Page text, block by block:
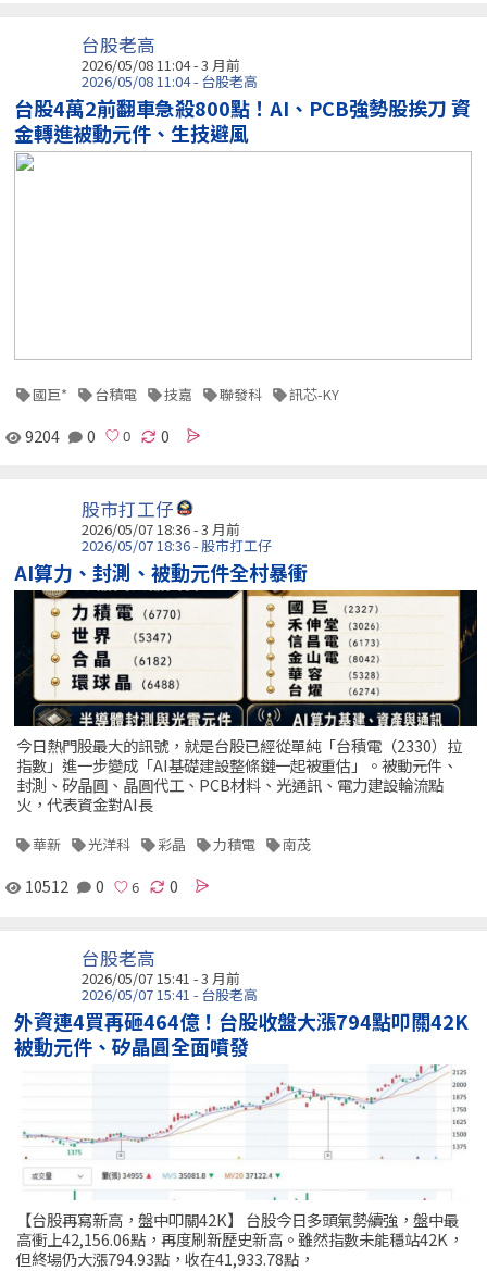
台股老高
2026/05/08 11:04 - 3 月前
2026/05/08 11:04 - 台股老高
台股4萬2前翻車急殺800點！AI、PCB強勢股挨刀 資
金轉進被動元件、生技避風
國巨* 台積電 技嘉 聯發科 訊芯-KY
9204 0 0
股市打工仔
2026/05/07 18:36 - 3 月前
2026/05/07 18:36 - 股市打工仔
AI算力、封測、被動元件全村暴衝
今日熱門股最大的訊號，就是台股已經從單純「台積電（2330）拉
指數」進一步變成「AI基礎建設整條鏈一起被重估」。被動元件、
封測、矽晶圓、晶圓代工、PCB材料、光通訊、電力建設輪流點
火，代表資金對AI長
華新 光洋科 彩晶 力積電 南茂
10512 0 0
台股老高
2026/05/07 15:41 - 3 月前
2026/05/07 15:41 - 台股老高
外資連4買再砸464億！台股收盤大漲794點叩關42K
被動元件、矽晶圓全面噴發
【台股再寫新高，盤中叩關42K】 台股今日多頭氣勢續強，盤中最
高衝上42,156.06點，再度刷新歷史新高。雖然指數未能穩站42K，
但終場仍大漲794.93點，收在41,933.78點，